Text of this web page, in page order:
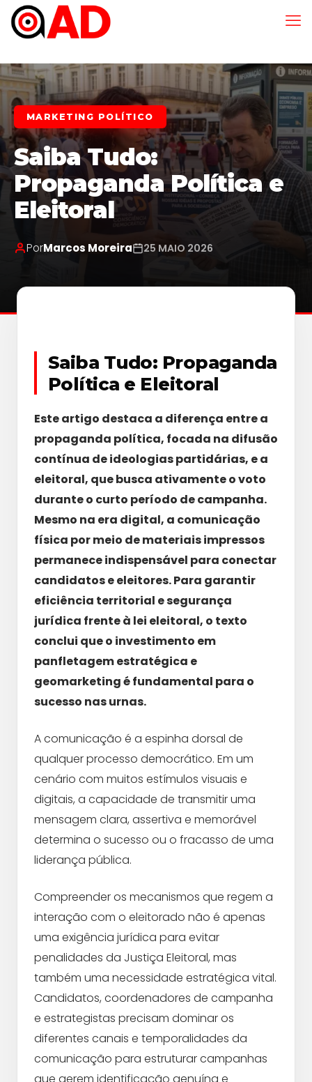
MARKETING POLÍTICO
Saiba Tudo:
Propaganda Política e
Eleitoral
PorMarcos Moreira 25 MAIO 2026
Saiba Tudo: Propaganda
Política e Eleitoral
Este artigo destaca a diferença entre a
propaganda política, focada na difusão
contínua de ideologias partidárias, e a
eleitoral, que busca ativamente o voto
durante o curto período de campanha.
Mesmo na era digital, a comunicação
física por meio de materiais impressos
permanece indispensável para conectar
candidatos e eleitores. Para garantir
eficiência territorial e segurança
jurídica frente à lei eleitoral, o texto
conclui que o investimento em
panfletagem estratégica e
geomarketing é fundamental para o
sucesso nas urnas.
A comunicação é a espinha dorsal de
qualquer processo democrático. Em um
cenário com muitos estímulos visuais e
digitais, a capacidade de transmitir uma
mensagem clara, assertiva e memorável
determina o sucesso ou o fracasso de uma
liderança pública.
Compreender os mecanismos que regem a
interação com o eleitorado não é apenas
uma exigência jurídica para evitar
penalidades da Justiça Eleitoral, mas
também uma necessidade estratégica vital.
Candidatos, coordenadores de campanha
e estrategistas precisam dominar os
diferentes canais e temporalidades da
comunicação para estruturar campanhas